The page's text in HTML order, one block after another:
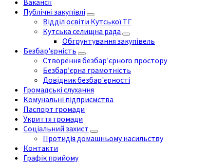
Вакансії
Публічні закупівлі
Відділ освіти Кутської ТГ
Кутська селищна рада
Обгрунтування закупівель
Безбар'єрність
Створення безбар'єрного простору
Безбар’єрна грамотність
Довідник безбар'єрності
Громадські слухання
Комунальні підприємства
Паспорт громади
Укриття громади
Соціальний захист
Протидія домашньому насильству
Контакти
Графік прийому